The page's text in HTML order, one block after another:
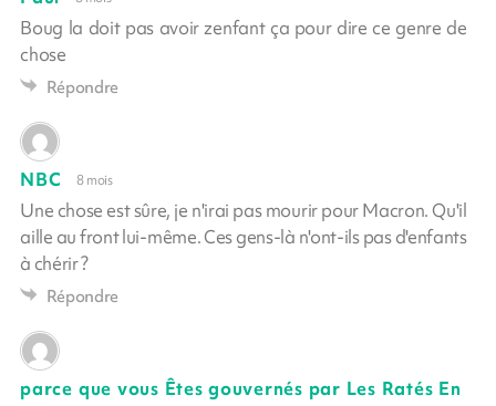
Boug la doit pas avoir zenfant ça pour dire ce genre de
chose
Répondre
NBC 8 mois
Une chose est sûre, je n'irai pas mourir pour Macron. Qu'il
aille au front lui-même. Ces gens-là n'ont-ils pas d'enfants
à chérir ?
Répondre
parce que vous Êtes gouvernés par Les Ratés En